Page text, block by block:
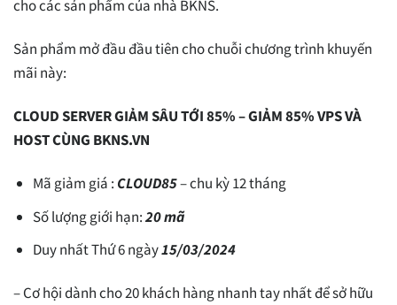
cho các sản phẩm của nhà BKNS.
Sản phẩm mở đầu đầu tiên cho chuỗi chương trình khuyến
mãi này:
CLOUD SERVER GIẢM SÂU TỚI 85% – GIẢM 85% VPS VÀ
HOST CÙNG BKNS.VN
Mã giảm giá : CLOUD85– chu kỳ 12 tháng
Số lượng giới hạn:20 mã
Duy nhất Thứ 6 ngày15/03/2024
– Cơ hội dành cho 20 khách hàng nhanh tay nhất để sở hữu